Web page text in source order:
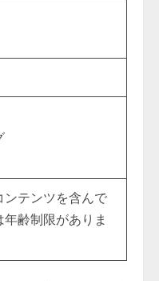
テンツを含んで
齢制限がありま